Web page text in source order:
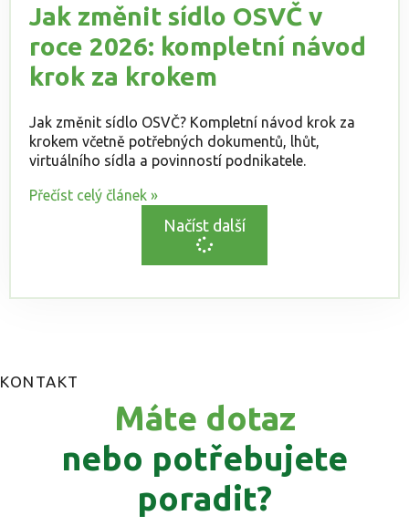
Jak změnit sídlo OSVČ v
roce 2026: kompletní návod
krok za krokem
Jak změnit sídlo OSVČ? Kompletní návod krok za
krokem včetně potřebných dokumentů, lhůt,
virtuálního sídla a povinností podnikatele.
Přečíst celý článek »
Načíst další
KONTAKT
Máte dotaz
nebo potřebujete
poradit?